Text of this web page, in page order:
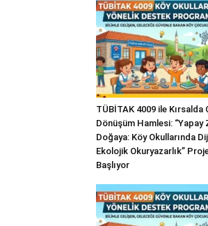
TÜBİTAK 4009 ile Kırsalda
Dönüşüm Hamlesi: “Yapay
Doğaya: Köy Okullarında
Ekolojik Okuryazarlık”
Başlıyor